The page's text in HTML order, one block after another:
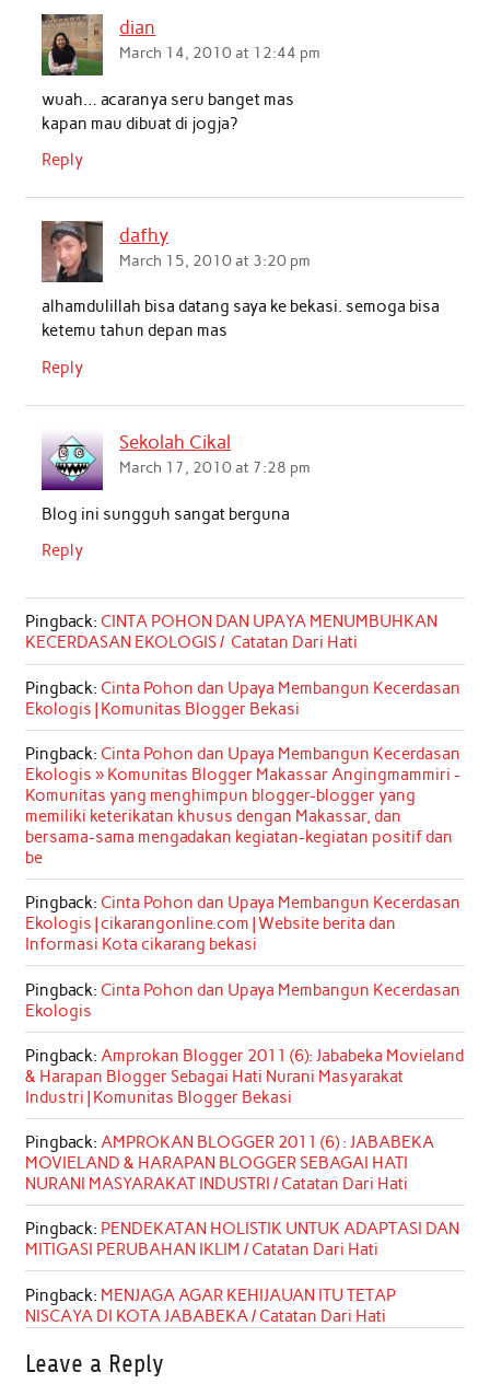
o
o
k
p
dian
March 14, 2010 at 12:44 pm
wuah… acaranya seru banget mas
kapan mau dibuat di jogja?
Reply
dafhy
March 15, 2010 at 3:20 pm
alhamdulillah bisa datang saya ke bekasi. semoga bisa
ketemu tahun depan mas
Reply
Sekolah Cikal
March 17, 2010 at 7:28 pm
Blog ini sungguh sangat berguna
Reply
Pingback: CINTA POHON DAN UPAYA MENUMBUHKAN
KECERDASAN EKOLOGIS / Catatan Dari Hati
Pingback: Cinta Pohon dan Upaya Membangun Kecerdasan
Ekologis | Komunitas Blogger Bekasi
Pingback: Cinta Pohon dan Upaya Membangun Kecerdasan
Ekologis » Komunitas Blogger Makassar Angingmammiri -
Komunitas yang menghimpun blogger-blogger yang
memiliki keterikatan khusus dengan Makassar, dan
bersama-sama mengadakan kegiatan-kegiatan positif dan
be
Pingback: Cinta Pohon dan Upaya Membangun Kecerdasan
Ekologis | cikarangonline.com | Website berita dan
Informasi Kota cikarang bekasi
Pingback: Cinta Pohon dan Upaya Membangun Kecerdasan
Ekologis
Pingback: Amprokan Blogger 2011 (6): Jababeka Movieland
& Harapan Blogger Sebagai Hati Nurani Masyarakat
Industri | Komunitas Blogger Bekasi
Pingback: AMPROKAN BLOGGER 2011 (6) : JABABEKA
MOVIELAND & HARAPAN BLOGGER SEBAGAI HATI
NURANI MASYARAKAT INDUSTRI / Catatan Dari Hati
Pingback: PENDEKATAN HOLISTIK UNTUK ADAPTASI DAN
MITIGASI PERUBAHAN IKLIM / Catatan Dari Hati
Pingback: MENJAGA AGAR KEHIJAUAN ITU TETAP
NISCAYA DI KOTA JABABEKA / Catatan Dari Hati
Leave a Reply